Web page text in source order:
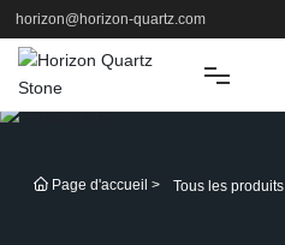
horizon@horizon-quartz.com
Page d'accueil Tous les produits